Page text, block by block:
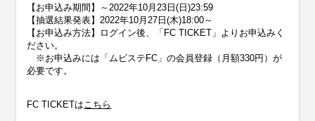
【お申込み期間】～2022年10月23日(日)23:59
【抽選結果発表】2022年10月27日(木)18:00～
【お申込み方法】ログイン後、「FC TICKET」よりお申込みく
ださい。
※お申込みには「ムビステFC」の会員登録（月額330円）が
必要です。
FC TICKETはこちら